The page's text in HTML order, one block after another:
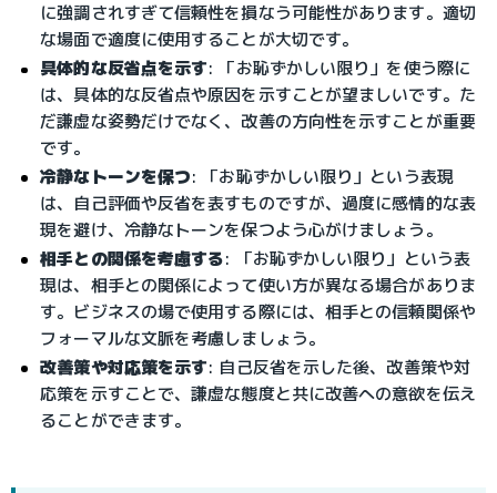
に強調されすぎて信頼性を損なう可能性があります。適切
な場面で適度に使用することが大切です。
具体的な反省点を示す: 「お恥ずかしい限り」を使う際に
は、具体的な反省点や原因を示すことが望ましいです。た
だ謙虚な姿勢だけでなく、改善の方向性を示すことが重要
です。
冷静なトーンを保つ: 「お恥ずかしい限り」という表現
は、自己評価や反省を表すものですが、過度に感情的な表
現を避け、冷静なトーンを保つよう心がけましょう。
相手との関係を考慮する: 「お恥ずかしい限り」という表
現は、相手との関係によって使い方が異なる場合がありま
す。ビジネスの場で使用する際には、相手との信頼関係や
フォーマルな文脈を考慮しましょう。
改善策や対応策を示す: 自己反省を示した後、改善策や対
応策を示すことで、謙虚な態度と共に改善への意欲を伝え
ることができます。